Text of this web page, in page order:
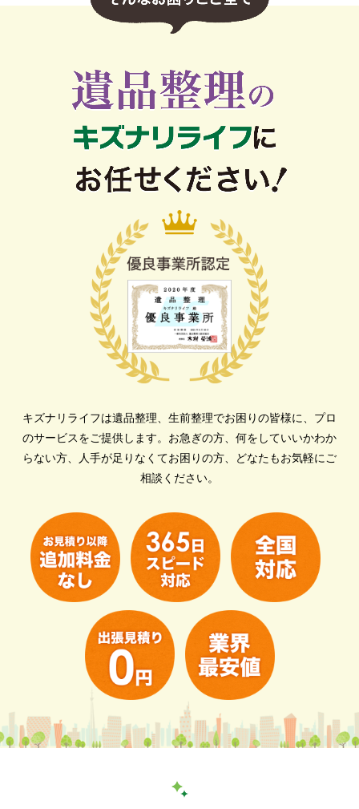
キズナリライフは遺品整理、生前整理でお困りの皆様に、プロ
のサービスをご提供します。 お急ぎの方、何をしていいかわか
らない方、人手が足りなくてお困りの方、どなたもお気軽にご
相談ください。